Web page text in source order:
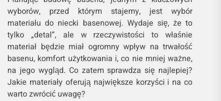
wyborów, przed którym stajemy, jest wybór
materiału do niecki basenowej. Wydaje się, że to
tylko „detal”, ale w rzeczywistości to właśnie
materiał będzie miał ogromny wpływ na trwałość
basenu, komfort użytkowania i, co nie mniej ważne,
na jego wygląd. Co zatem sprawdza się najlepiej?
Jakie materiały oferują największe korzyści i na co
warto zwrócić uwagę?